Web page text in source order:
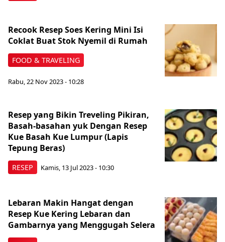
FOOD & TRAVELING
Recook Resep Soes Kering Mini Isi
Coklat Buat Stok Nyemil di Rumah
Rabu, 22 Nov 2023 - 10:28
RESEP
Resep yang Bikin Treveling Pikiran,
Basah-basahan yuk Dengan Resep
Kue Basah Kue Lumpur (Lapis
Tepung Beras)
Kamis, 13 Jul 2023 - 10:30
Lebaran Makin Hangat dengan
Resep Kue Kering Lebaran dan
Gambarnya yang Menggugah Selera